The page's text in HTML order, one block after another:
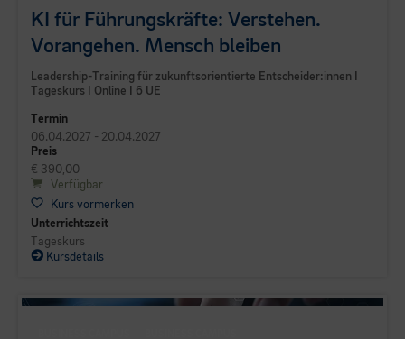
KI für Führungskräfte: Verstehen.
Vorangehen. Mensch bleiben
Leadership-Training für zukunftsorientierte Entscheider:innen I
Tageskurs I Online I 6 UE
Termin
06.04.2027 - 20.04.2027
Preis
€ 390,00
Verfügbar
Kurs vormerken
Unterrichtszeit
Tageskurs
Kursdetails